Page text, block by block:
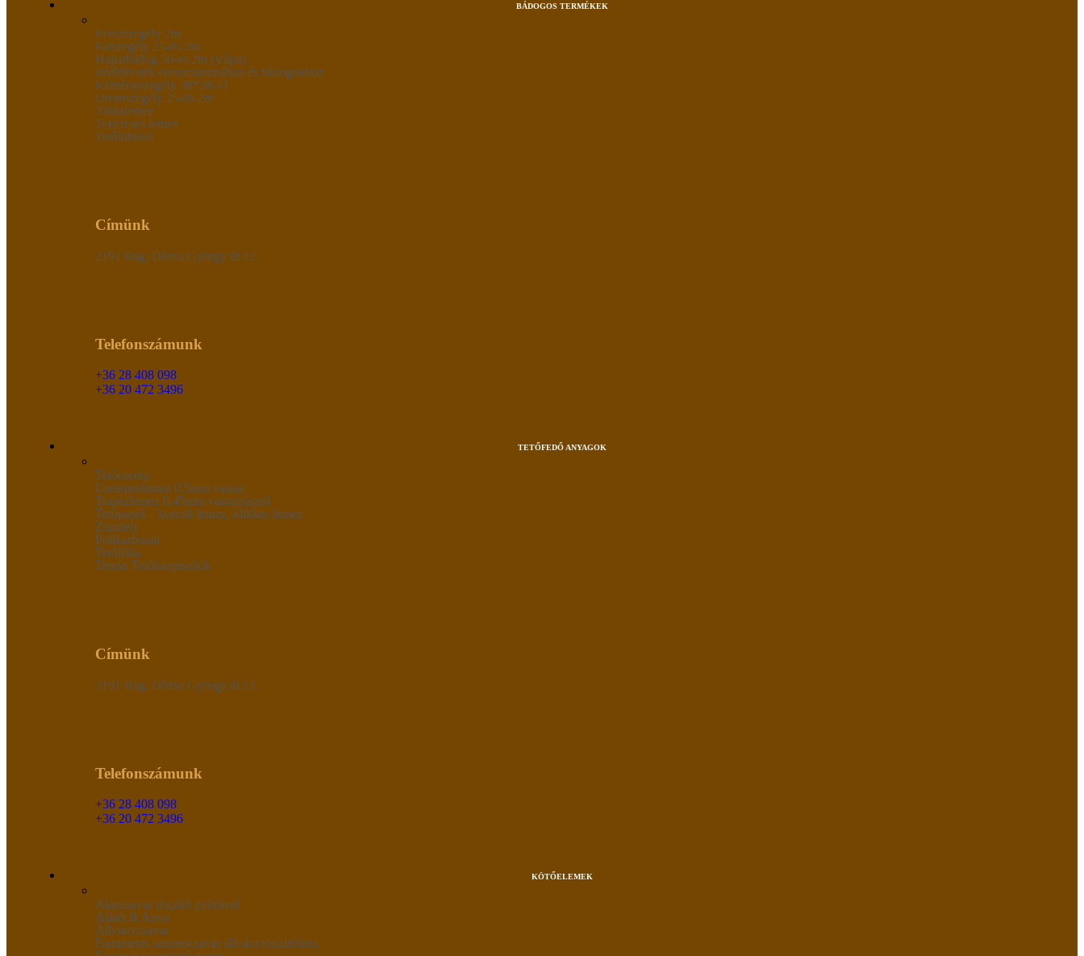
BÁDOGOS TERMÉKEK
Ereszszegély 2m
Falszegély 25-ös 2m
Hajlatbádog 50-es 2m (Vápa)
Javítófesték ereszcsatornához és bádogokhoz
Kéményszegély 38*38-51
Oromszegély 25-ös 2m
Táblalemez
Tekercses lemez
Tetőkibúvó
Címünk
2191 Bag, Dózsa György út 12.
Telefonszámunk
+36 28 408 098
+36 20 472 3496
TETŐFEDŐ ANYAGOK
Tetőcserép
Cserepeslemez 0,5mm vastag
Trapézlemez 0,45mm vastagságtól
Tetőpanel – korcolt lemez, klikkes lemez
Zsindely
Polikarbonát
Tetőfólia
Terrán Tetőkiegészítők
Címünk
2191 Bag, Dózsa György út 12.
Telefonszámunk
+36 28 408 098
+36 20 472 3496
KÖTŐELEMEK
Alapcsavar rögzítő gyűrűvel
Alátét & Anya
Állványcsavar
Famenetes szemescsavar állványrögzítéshez